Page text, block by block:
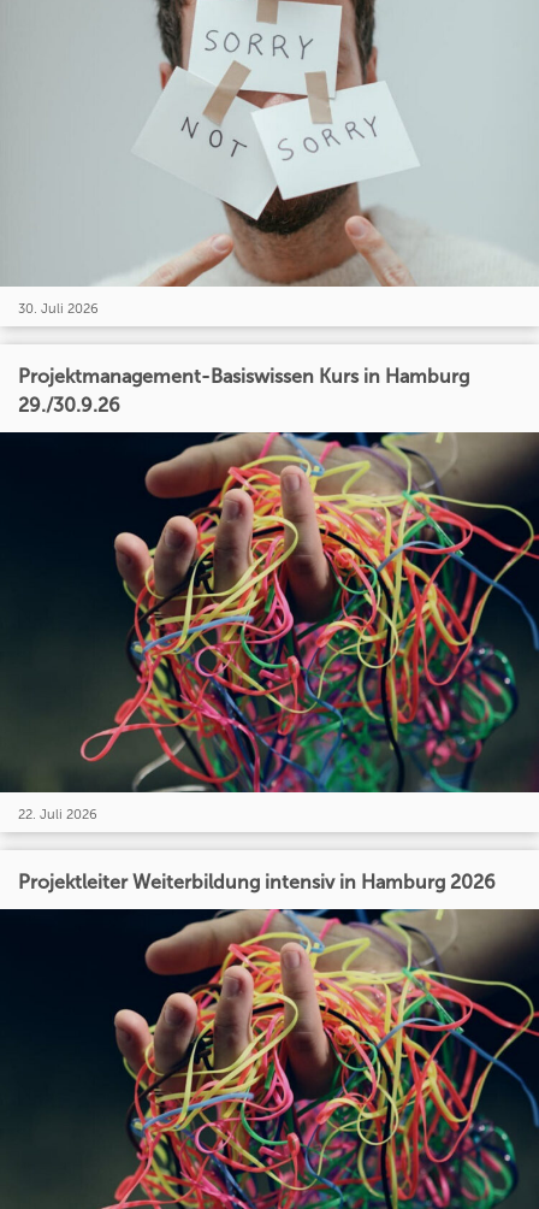
30. Juli 2026
Projektmanagement-Basiswissen Kurs in Hamburg
29./30.9.26
22. Juli 2026
Projektleiter Weiterbildung intensiv in Hamburg 2026